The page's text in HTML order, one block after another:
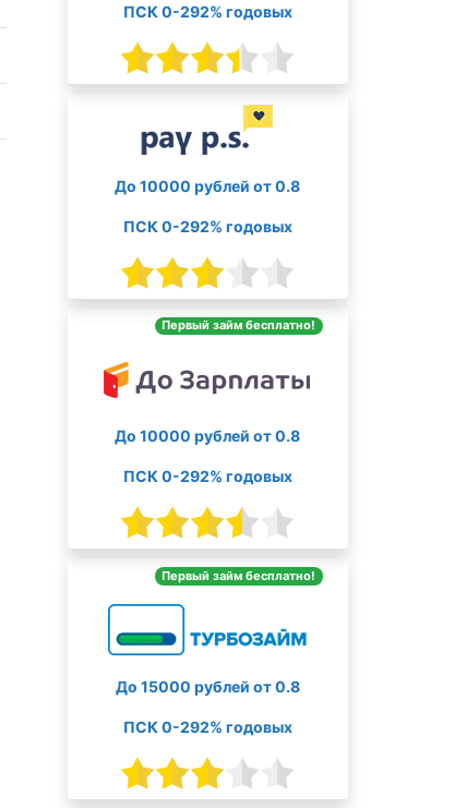
ПСК 0-292% годовых
До 10000 рублей от 0.8
ПСК 0-292% годовых
Первый займ бесплатно!
До 10000 рублей от 0.8
ПСК 0-292% годовых
Первый займ бесплатно!
До 15000 рублей от 0.8
ПСК 0-292% годовых